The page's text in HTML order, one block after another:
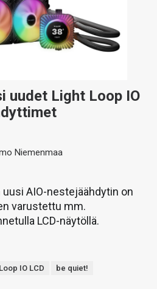
uudet Light Loop IO
Niemenmaa
AIO-nestejäähdytin on
varustettu mm.
LCD-näytöllä.
IO LCD
be quiet!